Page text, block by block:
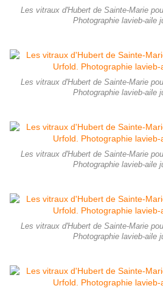
Les vitraux d'Hubert de Sainte-Marie
Photographie lavieb-aile
Les vitraux d'Hubert de Sainte-Marie
Photographie lavieb-aile
Les vitraux d'Hubert de Sainte-Marie
Photographie lavieb-aile
Les vitraux d'Hubert de Sainte-Marie
Photographie lavieb-aile